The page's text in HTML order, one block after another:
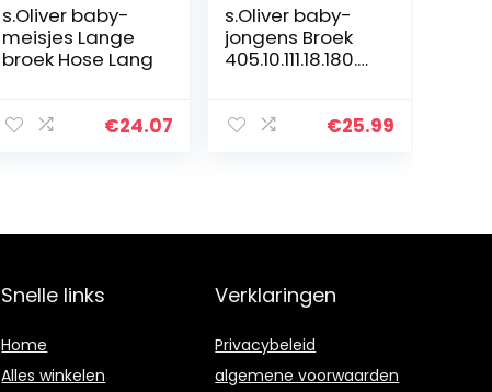
s.Oliver baby-
meisjes Lange
broek Hose Lang
€24.07
s.Oliver baby-
jongens Broek
405.10.111.18.180.21
€25.99
Snelle links
Home
Alles winkelen
Verklaringen
Privacybeleid
algemene voorwaarden